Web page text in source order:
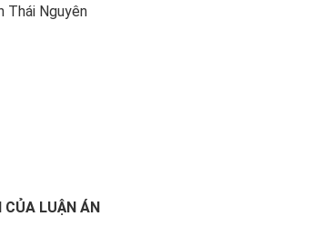
Thái Nguyên
CỦA LUẬN ÁN